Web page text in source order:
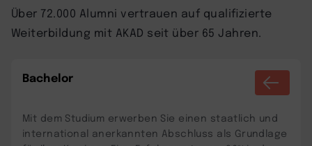
Über 72.000 Alumni vertrauen auf qualifizierte
Weiterbildung mit AKAD seit über 65 Jahren.
Bachelor
Mit dem Studium erwerben Sie einen staatlich und
international anerkannten Abschluss als Grundlage